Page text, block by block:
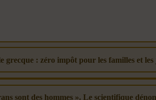
: zéro impôt pour les familles et les
sont des hommes ». Le scientifique